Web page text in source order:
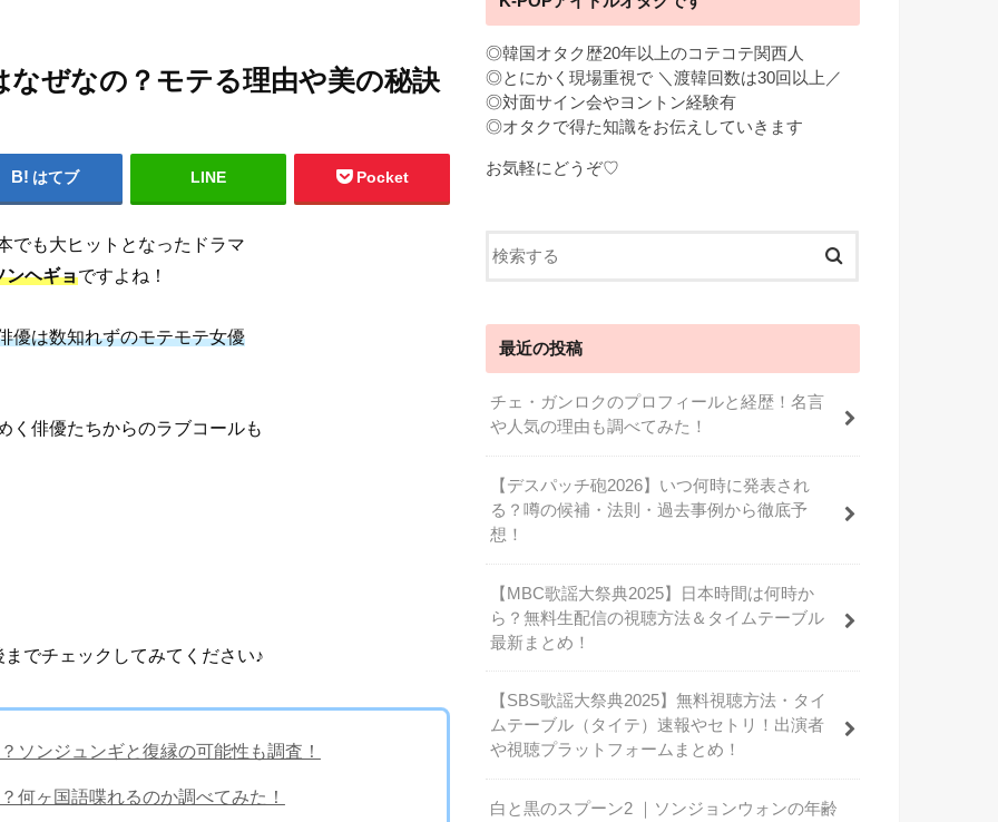
ぜなの？モテる理由や美の秘訣
はてブ LINE Pocket
でも大ヒットとなったドラマ
ンヘギョですよね！
優は数知れずのモテモテ女優
く俳優たちからのラブコールも
でチェックしてみてください♪
ソンジュンギと復縁の可能性も調査！
何ヶ国語喋れるのか調べてみた！
◎韓国オタク歴20年以上のコテコテ関西人
◎とにかく現場重視で ＼渡韓回数は30回以上／
◎対面サイン会やヨントン経験有
◎オタクで得た知識をお伝えしていきます
お気軽にどうぞ♡
最近の投稿
チェ・ガンロクのプロフィールと経歴！名言
や人気の理由も調べてみた！
【デスパッチ砲2026】いつ何時に発表され
る？噂の候補・法則・過去事例から徹底予
想！
【MBC歌謡大祭典2025】日本時間は何時か
ら？無料生配信の視聴方法＆タイムテーブル
最新まとめ！
【SBS歌謡大祭典2025】無料視聴方法・タイ
ムテーブル（タイテ）速報やセトリ！出演者
や視聴プラットフォームまとめ！
白と黒のスプーン2 ｜ソンジョンウォンの年齢